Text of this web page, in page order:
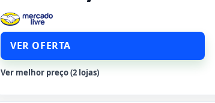
VER OFERTA
Ver melhor preço (2 lojas)